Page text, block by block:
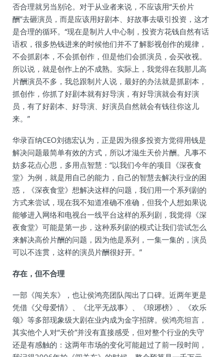
否合理就另当别论。对于从业者来说，不应该用“天价片
酬”去砸演员，而是应该用好剧本、好故事去吸引投资，这才
是合理的循环。“现在是制片人中心制，投资方花钱自然有话
语权，很多热钱进来的时候他们并不了解影视创作的规律，
不会抓剧本，不会抓创作，但是他们会抓演员，会买收视。
所以说，就是创作上的不成熟。实际上，我觉得在我那儿高
片酬演员不多，我总跟制片人说，最好的办法就是抓剧本，
抓创作，你抓了好剧本就有好导演，有好导演就会有好演
员，有了好剧本、好导演、好演员自然就会有钱往你这儿
来。”
华录百纳CEO刘德宏认为，正是因为很多投资方觉得用钱是
解决问题最简单有效的方式，所以才滋生天价片酬。凡事不
妨多花点心思，多用点智慧：“以我们今年的项目《深夜食
堂》为例，就是用自己的能力，自己的智慧去解决行业的困
惑，《深夜食堂》想解决这样的问题，我们用一个系列剧的
方式来尝试，现在我不知道准确不准确，但我个人想如果说
能够进入网络和电视台一线平台这样的系列剧，我觉得《深
夜食堂》可能是第一步，这种系列剧的模式让我们尝试怎么
来解决高价片酬的问题，因为他是系列，一集一集的，演员
可以不连贯，这样的演员片酬很好开。”
存在，但不合理
一部《闯关东》，也让侯鸿亮团队闯出了口碑。近两年更是
凭借《父母爱情》、《北平无战事》、《琅琊榜》、《欢乐
颂》等多部现象级大剧在业内成为金字招牌。侯鸿亮坦言，
其实他个人对“天价”并没有直接感受，但对整个行业的失守
还是有感触的：这两年市场的变化可能超过了前一段时间，